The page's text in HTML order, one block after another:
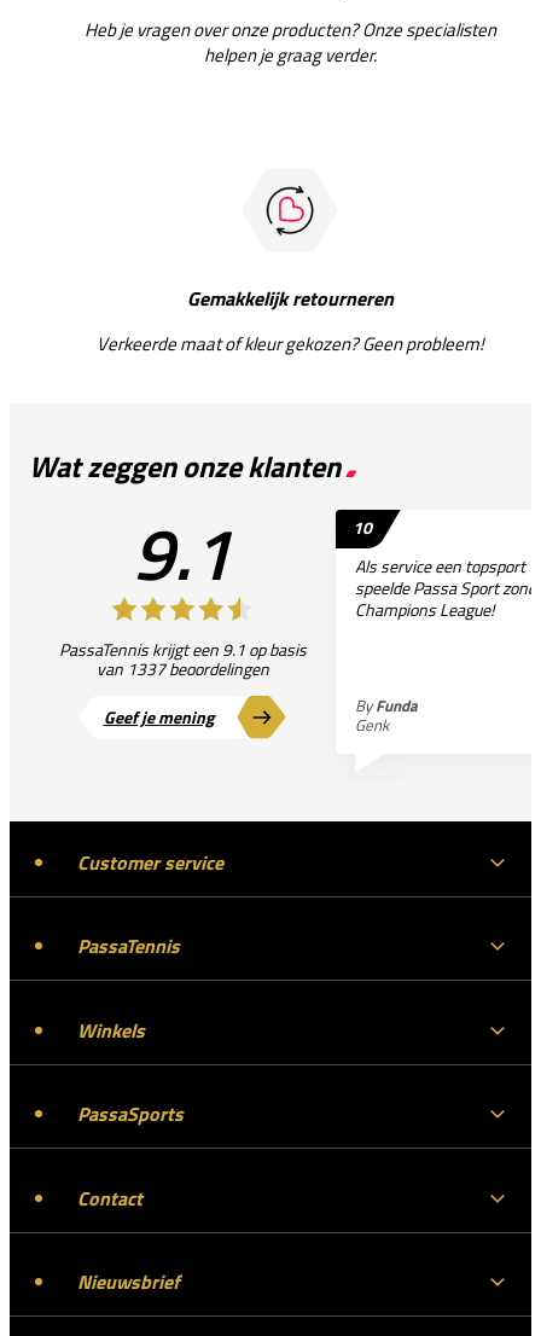
Heb je vragen over onze producten? Onze specialisten
helpen je graag verder.
Gemakkelijk retourneren
Verkeerde maat of kleur gekozen? Geen probleem!
Wat zeggen onze klanten
9.1
PassaTennis krijgt een 9.1 op basis
van 1337 beoordelingen
Geef je mening
10
Als service een topsport
speelde Passa Sport
Champions League!
ByFunda
Genk
Customer service
PassaTennis
Winkels
PassaSports
Contact
Nieuwsbrief